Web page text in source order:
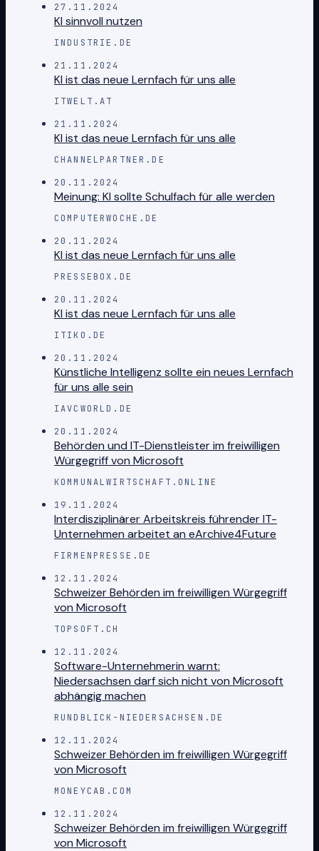
27.11.2024
KI sinnvoll nutzen
INDUSTRIE.DE
21.11.2024
KI ist das neue Lernfach für uns alle
ITWELT.AT
21.11.2024
KI ist das neue Lernfach für uns alle
CHANNELPARTNER.DE
20.11.2024
Meinung: KI sollte Schulfach für alle werden
COMPUTERWOCHE.DE
20.11.2024
KI ist das neue Lernfach für uns alle
PRESSEBOX.DE
20.11.2024
KI ist das neue Lernfach für uns alle
ITIKO.DE
20.11.2024
Künstliche Intelligenz sollte ein neues Lernfach
für uns alle sein
IAVCWORLD.DE
20.11.2024
Behörden und IT-Dienstleister im freiwilligen
Würgegriff von Microsoft
KOMMUNALWIRTSCHAFT.ONLINE
19.11.2024
Interdisziplinärer Arbeitskreis führender IT-
Unternehmen arbeitet an eArchive4Future
FIRMENPRESSE.DE
12.11.2024
Schweizer Behörden im freiwilligen Würgegriff
von Microsoft
TOPSOFT.CH
12.11.2024
Software-Unternehmerin warnt:
Niedersachsen darf sich nicht von Microsoft
abhängig machen
RUNDBLICK-NIEDERSACHSEN.DE
12.11.2024
Schweizer Behörden im freiwilligen Würgegriff
von Microsoft
MONEYCAB.COM
12.11.2024
Schweizer Behörden im freiwilligen Würgegriff
von Microsoft